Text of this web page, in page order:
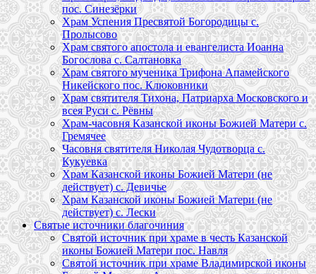
пос. Синезёрки
Храм Успения Пресвятой Богородицы с.
Пролысово
Храм святого апостола и евангелиста Иоанна
Богослова с. Салтановка
Храм святого мученика Трифона Апамейского
Никейского пос. Клюковники
Храм святителя Тихона, Патриарха Московского и
всея Руси с. Рёвны
Храм-часовня Казанской иконы Божией Матери с.
Гремячее
Часовня святителя Николая Чудотворца с.
Кукуевка
Храм Казанской иконы Божией Матери (не
действует) с. Девичье
Храм Казанской иконы Божией Матери (не
действует) с. Лески
Святые источники благочиния
Святой источник при храме в честь Казанской
иконы Божией Матери пос. Навля
Святой источник при храме Владимирской иконы